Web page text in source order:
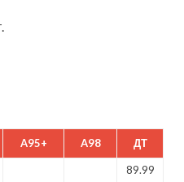
A95+ A98 ДТ
89.99